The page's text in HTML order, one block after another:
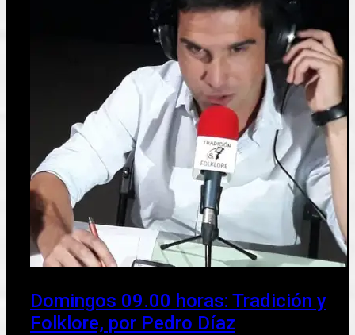
Domingos 09.00 horas: Tradición y
Folklore, por Pedro Díaz